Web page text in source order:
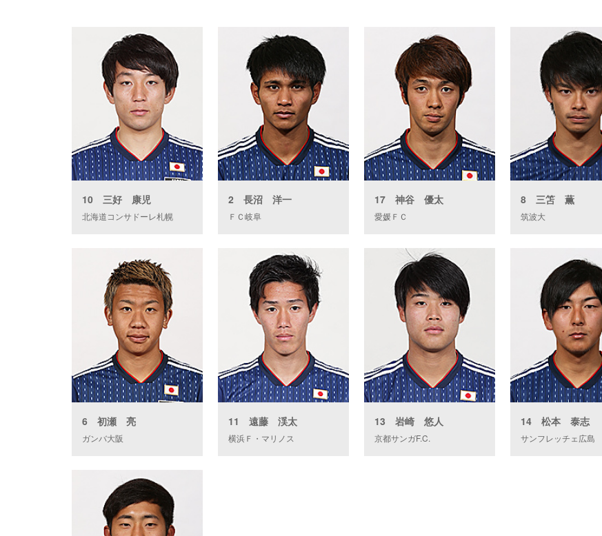
10 三好 康児
北海道コンサドーレ札幌
2 長沼 洋一
ＦＣ岐阜
17 神谷 優太
愛媛ＦＣ
8 三笘 薫
筑波大
6 初瀬 亮
ガンバ大阪
11 遠藤 渓太
横浜Ｆ・マリノス
13 岩崎 悠人
京都サンガF.C.
14 松本 泰志
サンフレッチェ広島